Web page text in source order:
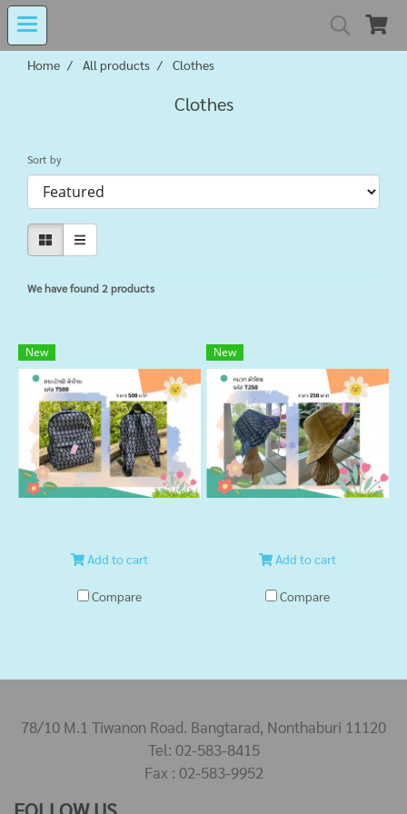
MIND MALL
Home All products Clothes
Clothes
Sort by
We have found 2 products
New
Add to cart
Compare
New
Add to cart
Compare
78/10 M.1 Tiwanon Road. Bangtarad, Nonthaburi 11120
Tel: 02-583-8415
Fax : 02-583-9952